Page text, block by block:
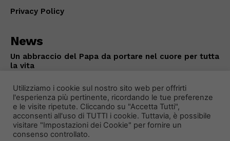
Privacy Policy
News
Un abbraccio del Papa da portare nel cuore per tutta
la vita
Utilizziamo i cookie sul nostro sito web per offrirti
l'esperienza più pertinente, ricordando le tue preferenze
e le visite ripetute. Cliccando su "Accetta Tutti",
acconsenti all'uso di TUTTI i cookie. Tuttavia, è possibile
visitare "Impostazioni dei Cookie" per fornire un
consenso controllato.